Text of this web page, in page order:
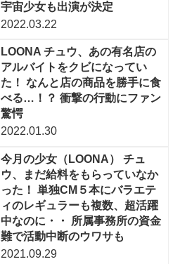
宇宙少女も出演が決定
2022.03.22
LOONA チュウ、あの有名店の
アルバイトをクビになってい
た！ なんと店の商品を勝手に食
べる…！？ 衝撃の行動にファン
驚愕
2022.01.30
今月の少女（LOONA） チュ
ウ、まだ給料をもらっていなか
った！ 単独CM５本にバラエテ
ィのレギュラーも複数、超活躍
中なのに・・ 所属事務所の資金
難で活動中断のウワサも
2021.09.29